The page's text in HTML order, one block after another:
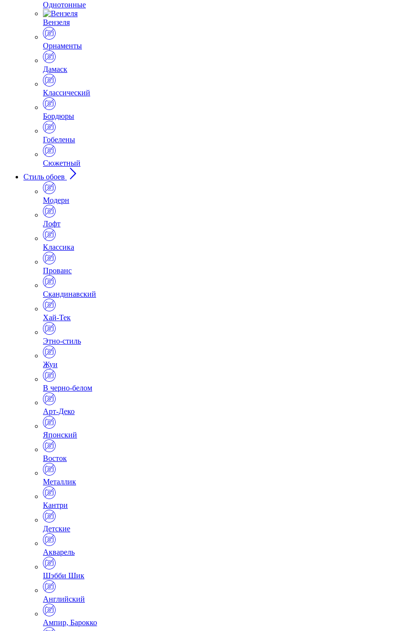
Однотонные
Вензеля
Орнаменты
Дамаск
Классический
Бордюры
Гобелены
Сюжетный
Стиль обоев
Модерн
Лофт
Классика
Прованс
Скандинавский
Хай-Тек
Этно-стиль
Жуи
В черно-белом
Арт-Деко
Японский
Восток
Металлик
Кантри
Детские
Акварель
Шэбби Шик
Английский
Ампир, Барокко